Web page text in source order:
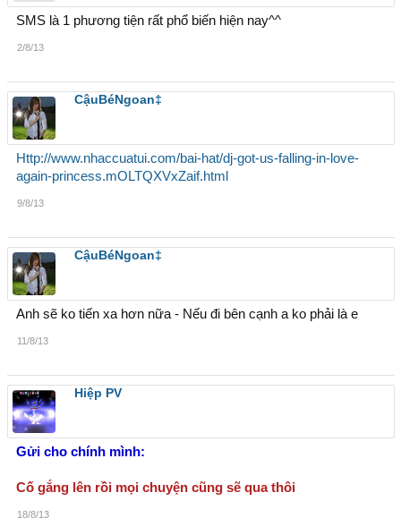
SMS là 1 phương tiện rất phổ biến hiện nay^^
2/8/13
CậuBéNgoan‡
Http://www.nhaccuatui.com/bai-hat/dj-got-us-falling-in-love-
again-princess.mOLTQXVxZaif.html
9/8/13
CậuBéNgoan‡
Anh sẽ ko tiến xa hơn nữa - Nếu đi bên cạnh a ko phải là e
11/8/13
Hiệp PV
Gửi cho chính mình:
Cố gắng lên rồi mọi chuyện cũng sẽ qua thôi
18/8/13